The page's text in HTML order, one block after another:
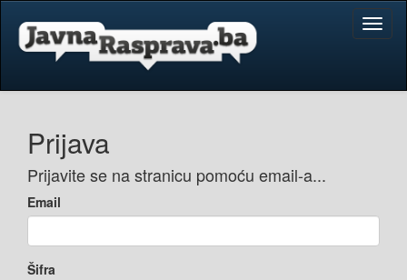
Prijava
Prijavite se na stranicu pomoću email-a...
Email
Šifra